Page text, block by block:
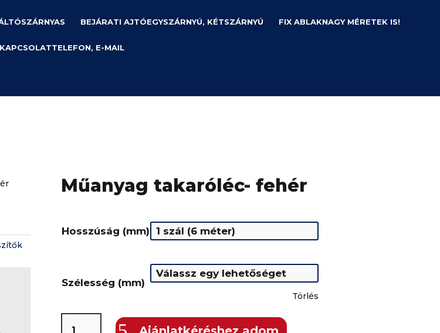
BEJÁRATI AJTÓEGYSZÁRNYÚ, KÉTSZÁRNYÚ FIX ABLAKNAGY MÉRETEK IS!
KAPCSOLATTELEFON, E-MAIL
Műanyag takaróléc- fehér
Hosszúság (mm)
Szélesség (mm)
Törlés